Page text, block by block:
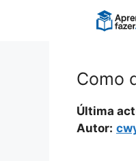
Como
Última
Autor: